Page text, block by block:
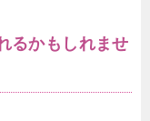
るかもしれませ